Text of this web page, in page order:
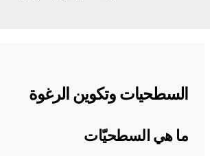
السطحيات وتكوين الرغوة
ما هي السطحيّات